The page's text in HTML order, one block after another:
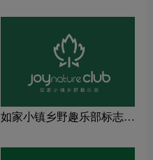
如家小镇乡野趣乐部标志